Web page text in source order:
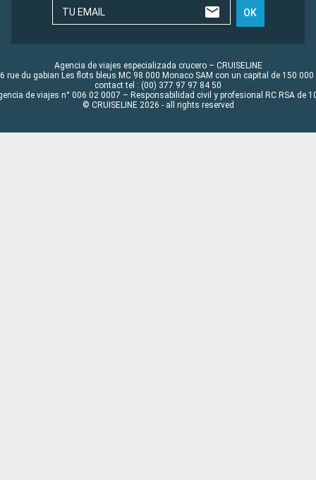
TU EMAIL OK
Agencia de viajes especializada crucero – CRUISELINE
rue du gabian Les flots bleus MC 98 000 Monaco SAM con un capital de 150 000
contact tel : (00) 377 97 97 84 50
de viajes n° 006 02 0007 – Responsabilidad civil y profesional RC RSA de
© CRUISELINE 2026 - all rights reserved